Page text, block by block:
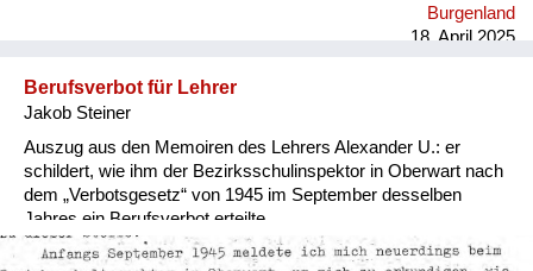
Wohnen
Burgenland
18. April 2025
Berufsverbot für Lehrer
Jakob Steiner
Auszug aus den Memoiren des Lehrers Alexander U.: er
schildert, wie ihm der Bezirksschulinspektor in Oberwart nach
dem „Verbotsgesetz“ von 1945 im September desselben
Jahres ein Berufsverbot erteilte.